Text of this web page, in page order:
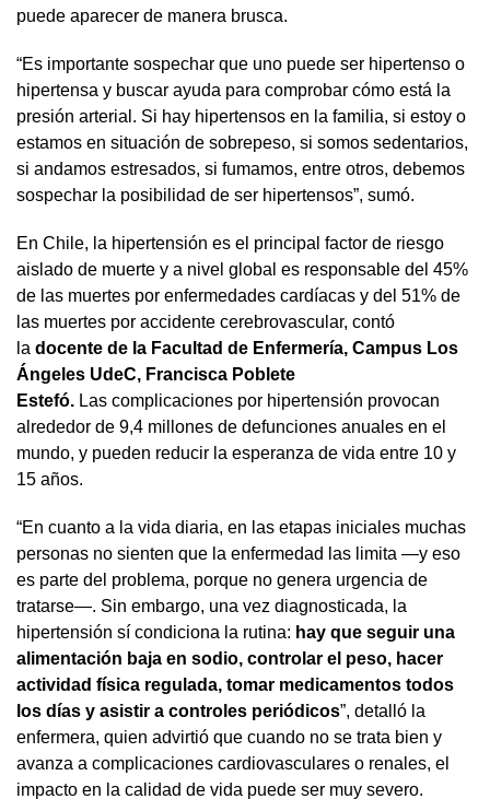
puede aparecer de manera brusca.
“Es importante sospechar que uno puede ser hipertenso o
hipertensa y buscar ayuda para comprobar cómo está la
presión arterial. Si hay hipertensos en la familia, si estoy o
estamos en situación de sobrepeso, si somos sedentarios,
si andamos estresados, si fumamos, entre otros, debemos
sospechar la posibilidad de ser hipertensos”, sumó.
En Chile, la hipertensión es el principal factor de riesgo
aislado de muerte y a nivel global es responsable del 45%
de las muertes por enfermedades cardíacas y del 51% de
las muertes por accidente cerebrovascular, contó
la docente de la Facultad de Enfermería, Campus Los
Ángeles UdeC, Francisca Poblete
Estefó. Las complicaciones por hipertensión provocan
alrededor de 9,4 millones de defunciones anuales en el
mundo, y pueden reducir la esperanza de vida entre 10 y
15 años.
“En cuanto a la vida diaria, en las etapas iniciales muchas
personas no sienten que la enfermedad las limita —y eso
es parte del problema, porque no genera urgencia de
tratarse—. Sin embargo, una vez diagnosticada, la
hipertensión sí condiciona la rutina: hay que seguir una
alimentación baja en sodio, controlar el peso, hacer
actividad física regulada, tomar medicamentos todos
los días y asistir a controles periódicos”, detalló la
enfermera, quien advirtió que cuando no se trata bien y
avanza a complicaciones cardiovasculares o renales, el
impacto en la calidad de vida puede ser muy severo.